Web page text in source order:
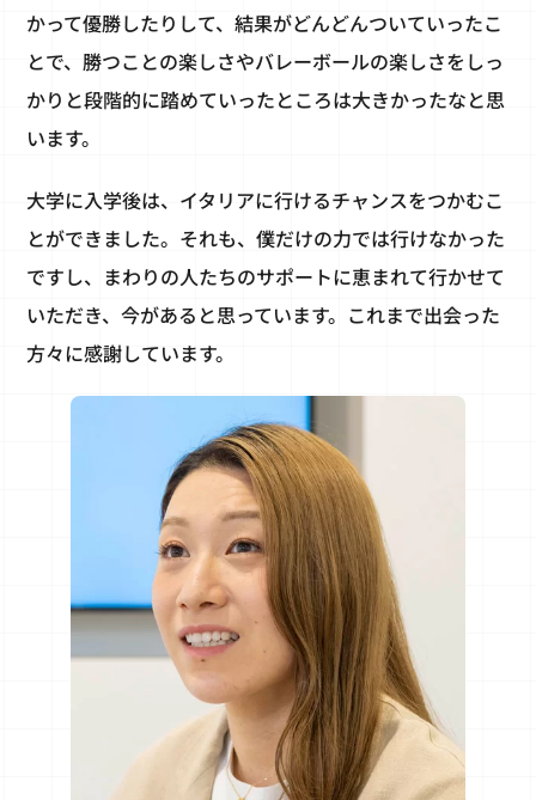
かって優勝したりして、結果がどんどんついていったこ
とで、勝つことの楽しさやバレーボールの楽しさをしっ
かりと段階的に踏めていったところは大きかったなと思
います。
大学に入学後は、イタリアに行けるチャンスをつかむこ
とができました。それも、僕だけの力では行けなかった
ですし、まわりの人たちのサポートに恵まれて行かせて
いただき、今があると思っています。これまで出会った
方々に感謝しています。